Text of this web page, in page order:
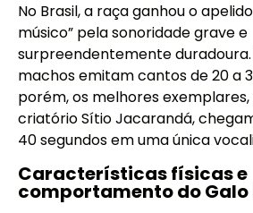
No Brasil, a raça ganhou o
músico” pela sonoridade grave e
surpreendentemente duradoura.
machos emitam cantos de 20 a
porém, os melhores
criatório Sítio Jacarandá,
40 segundos em uma única
Características físicas e
comportamento do Galo